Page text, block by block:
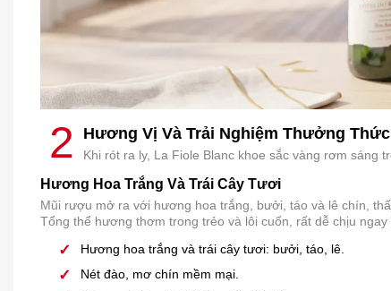
2 Hương Vị Và Trải Nghiệm Thưởng Thức
Khi rót ra ly, La Fiole Blanc khoe sắc vàng rơm sáng
Hương Hoa Trắng Và Trái Cây Tươi
Mũi rượu mở ra với hương hoa trắng, bưởi, táo và lê chín,
Tổng thể hương thơm trong trẻo và lôi cuốn, rất dễ chịu
Hương hoa trắng và trái cây tươi: bưởi, táo, lê.
Nét đào, mơ chín mềm mại.